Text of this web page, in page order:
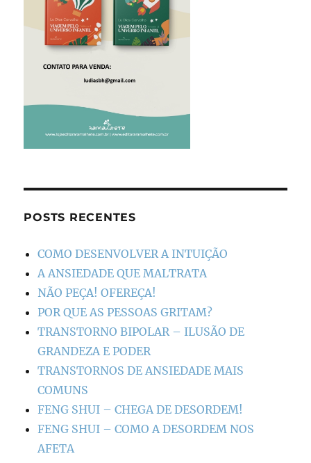
POSTS RECENTES
COMO DESENVOLVER A INTUIÇÃO
A ANSIEDADE QUE MALTRATA
NÃO PEÇA! OFEREÇA!
POR QUE AS PESSOAS GRITAM?
TRANSTORNO BIPOLAR – ILUSÃO DE
GRANDEZA E PODER
TRANSTORNOS DE ANSIEDADE MAIS
COMUNS
FENG SHUI – CHEGA DE DESORDEM!
FENG SHUI – COMO A DESORDEM NOS
AFETA